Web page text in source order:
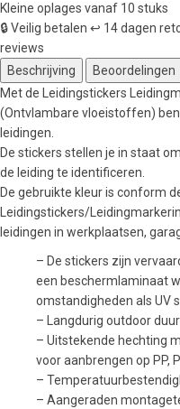
Kleine oplages vanaf 10 stuks
🔒Veilig betalen ↩️ 14 dagen
reviews
Beschrijving
Beoordelingen
Met de Leidingstickers
(Ontvlambare vloeistoffen)
leidingen.
De stickers stellen je in staat
de leiding te identificeren.
De gebruikte kleur is conform
Leidingstickers/
leidingen in werkplaatsen,
– De stickers zijn
een beschermlaminaat
omstandigheden als UV
– Langdurig outdoor
– Uitstekende hechting
voor aanbrengen op PP,
–
– Aangeraden